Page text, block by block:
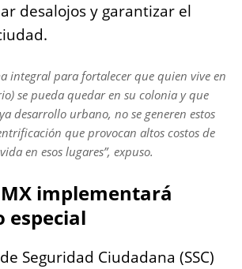
desalojos y garantizar el
integral para fortalecer que quien vive en
se pueda quedar en su colonia y que
desarrollo urbano, no se generen estos
que provocan altos costos de
en esos lugares”, expuso.
implementará
especial
Seguridad Ciudadana (SSC)